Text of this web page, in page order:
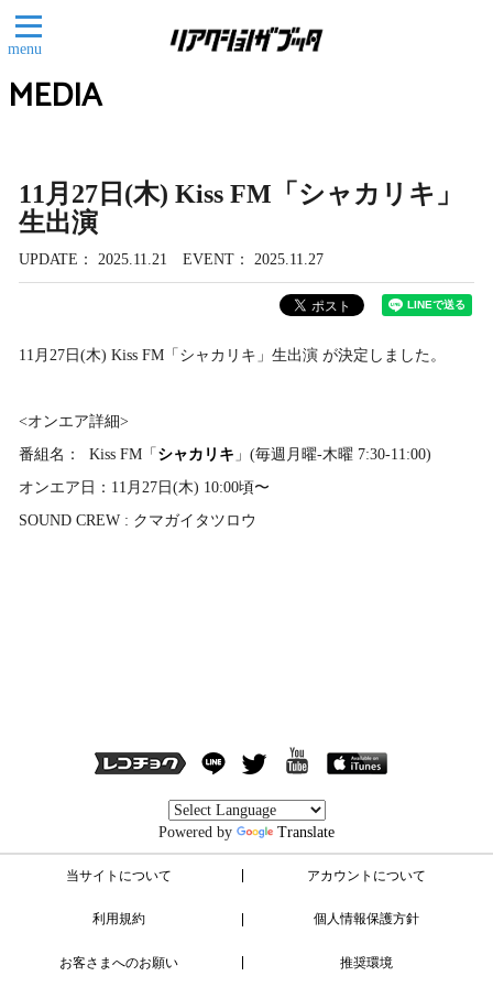
menu
MEDIA
11月27日(木) Kiss FM「シャカリキ」
生出演
UPDATE 2025.11.21 EVENT 2025.11.27
11月27日(木) Kiss FM「シャカリキ」生出演 が決定しました。
<オンエア詳細>
番組名： Kiss FM「 シャカリキ 」(毎週月曜-木曜 7:30-11:00)
オンエア日：11月27日(木) 10:00頃〜
SOUND CREW : クマガイタツロウ
Powered by Translate
当サイトについて アカウントについて
利用規約 個人情報保護方針
お客さまへのお願い 推奨環境